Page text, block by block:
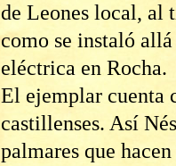
de Leones local, al
como se instaló
eléctrica en Rocha.
El ejemplar cuenta
castillenses. Así
palmares que